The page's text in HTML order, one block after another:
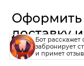
Оформить
доставку
Бот расскажет
забронирует
и примет отзыв